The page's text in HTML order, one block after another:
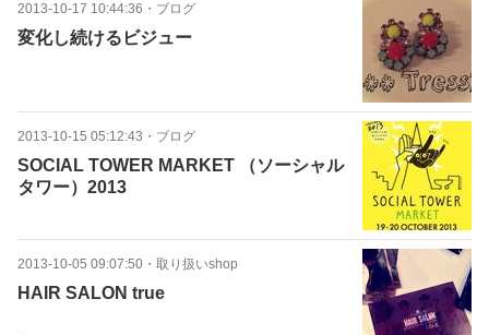
2013-10-17 10:44:36 ・ ブログ
変化し続けるビジュー
2013-10-15 05:12:43 ・ ブログ
SOCIAL TOWER MARKET （ソーシャル
タワー）2013
2013-10-05 09:07:50 ・ 取り扱いshop
HAIR SALON true